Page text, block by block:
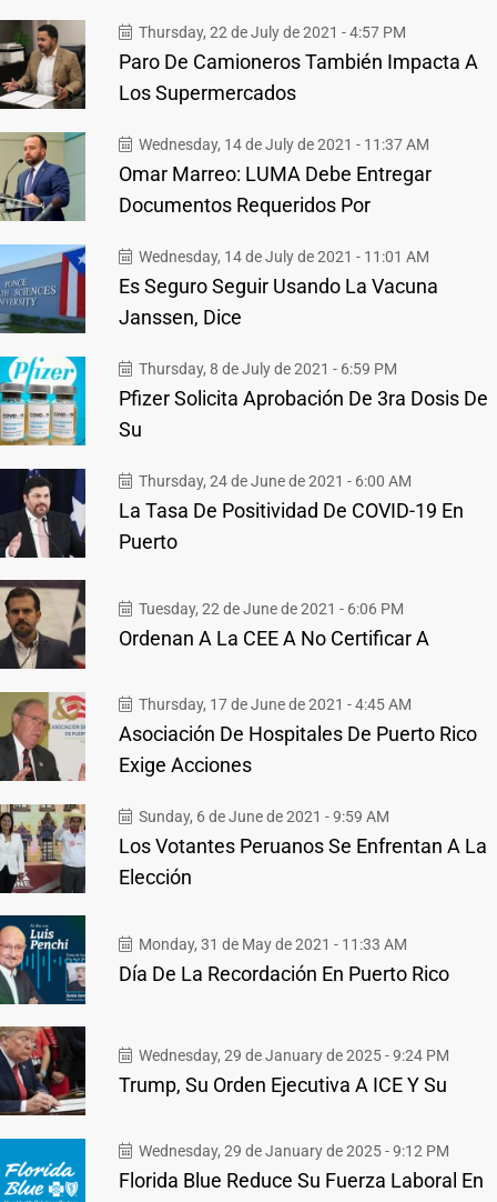
Thursday, 22 de July de 2021 - 4:57 PM
Paro De Camioneros También Impacta A
Los Supermercados
Wednesday, 14 de July de 2021 - 11:37 AM
Omar Marreo: LUMA Debe Entregar
Documentos Requeridos Por
Wednesday, 14 de July de 2021 - 11:01 AM
Es Seguro Seguir Usando La Vacuna
Janssen, Dice
Thursday, 8 de July de 2021 - 6:59 PM
Pfizer Solicita Aprobación De 3ra Dosis De
Su
Thursday, 24 de June de 2021 - 6:00 AM
La Tasa De Positividad De COVID-19 En
Puerto
Tuesday, 22 de June de 2021 - 6:06 PM
Ordenan A La CEE A No Certificar A
Thursday, 17 de June de 2021 - 4:45 AM
Asociación De Hospitales De Puerto Rico
Exige Acciones
Sunday, 6 de June de 2021 - 9:59 AM
Los Votantes Peruanos Se Enfrentan A La
Elección
Monday, 31 de May de 2021 - 11:33 AM
Día De La Recordación En Puerto Rico
Wednesday, 29 de January de 2025 - 9:24 PM
Trump, Su Orden Ejecutiva A ICE Y Su
Wednesday, 29 de January de 2025 - 9:12 PM
Florida Blue Reduce Su Fuerza Laboral En